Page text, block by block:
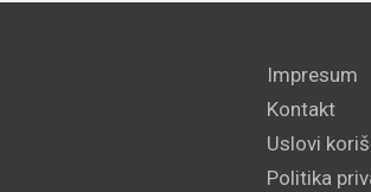
Impresum
Kontakt
Uslovi
Politika